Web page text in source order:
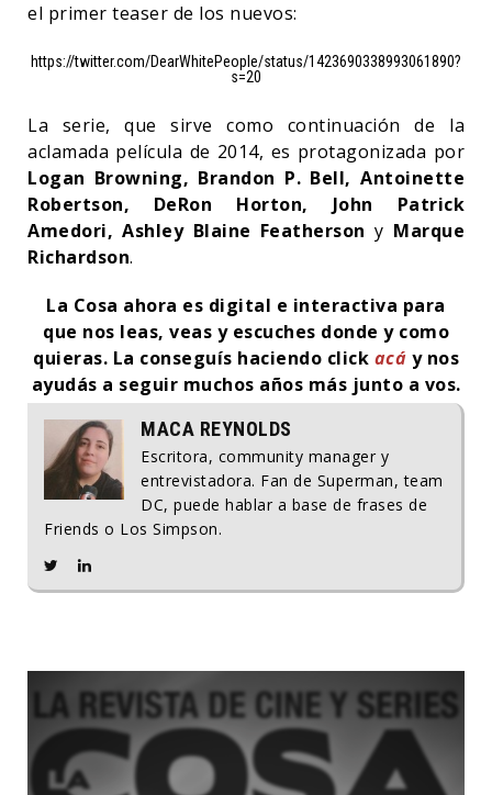
el primer teaser de los nuevos:
https://twitter.com/DearWhitePeople/status/1423690338993061890?
s=20
La serie, que sirve como continuación de la
aclamada película de 2014, es protagonizada por
Logan Browning, Brandon P. Bell, Antoinette
Robertson, DeRon Horton, John Patrick
Amedori, Ashley Blaine Featherson y Marque
Richardson.
La Cosa ahora es digital e interactiva para
que nos leas, veas y escuches donde y como
quieras. La conseguís haciendo click acá y nos
ayudás a seguir muchos años más junto a vos.
MACA REYNOLDS
Escritora, community manager y
entrevistadora. Fan de Superman, team
DC, puede hablar a base de frases de
Friends o Los Simpson.